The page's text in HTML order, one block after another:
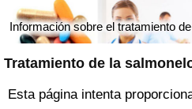
Tratamiento de la
Información sobre el tratamiento
Esta página intenta